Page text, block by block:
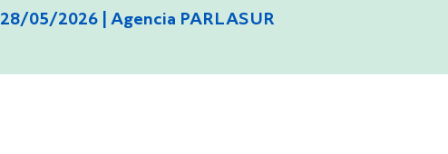
28/05/2026 | Agencia PARLASUR